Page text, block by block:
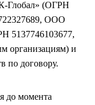
Глобал» (ОГРН
ООО
5137746103677,
организациям) и
по договору.
до момента